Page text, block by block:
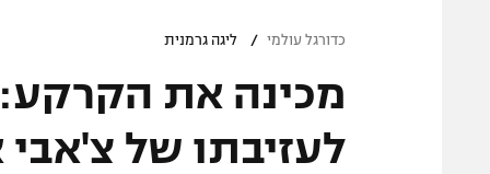
ברחבה
"מעל הליגה" – פודקאסט
"מחצית בשכונה" – פודקאסט
מכבי
בית"ר
כדורגל עולמי / ליגה גרמנית
מכינה את הקרקע:
לעזיבתו של צ'אבי